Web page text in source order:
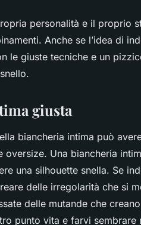
personalità e il proprio
Anche se l’idea di
le giuste tecniche e un
giusta
biancheria intima può
Una biancheria
una silhouette snella. Se
delle irregolarità che si
delle mutande che
punto vita e farvi sembrare